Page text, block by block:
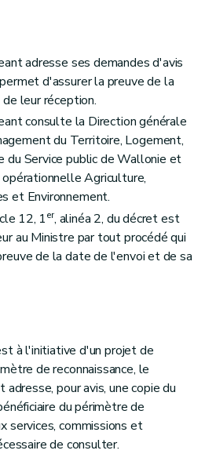
adresse ses demandes d'avis
d'assurer la preuve de la
leur réception.
consulte la Direction générale
du Territoire, Logement,
du Service public de Wallonie et
Agriculture,
et Environnement.
12, 1er, alinéa 2, du décret est
au Ministre par tout procédé qui
de la date de l'envoi et de sa
à l'initiative d'un projet de
de reconnaissance, le
adresse, pour avis, une copie du
du périmètre de
services, commissions et
de consulter.